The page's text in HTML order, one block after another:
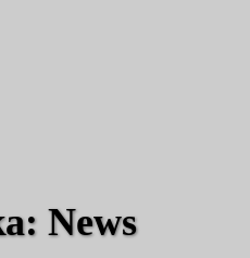
News